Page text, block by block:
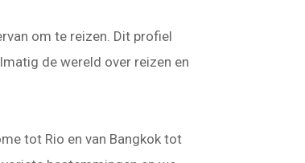
om te reizen. Dit profiel
de wereld over reizen en
tot Rio en van Bangkok tot